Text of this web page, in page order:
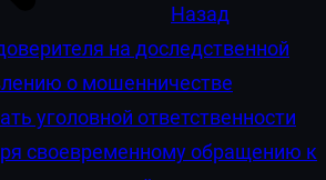
Назад
на доследственной
о мошенничестве
уголовной ответственности
своевременному обращению к